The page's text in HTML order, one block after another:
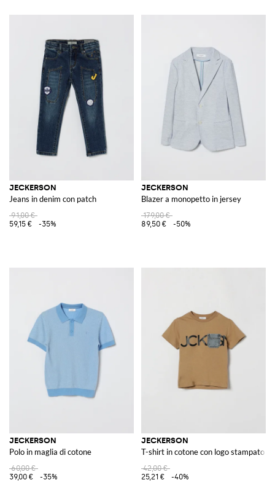
JECKERSON
Jeans in denim con patch
91,00 €
59,15 €
-35%
JECKERSON
Blazer a monopetto in jersey
179,00 €
89,50 €
-50%
JECKERSON
Polo in maglia di cotone
60,00 €
39,00 €
-35%
JECKERSON
T-shirt in cotone con logo stampato
42,00 €
25,21 €
-40%